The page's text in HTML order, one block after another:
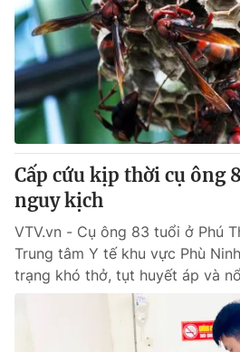
Cấp cứu kịp thời cụ ông
nguy kịch
VTV.vn - Cụ ông 83 tuổi ở Phú
Trung tâm Y tế khu vực Phù
trạng khó thở, tụt huyết áp và